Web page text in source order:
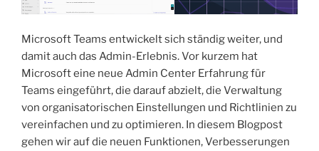
Microsoft Teams entwickelt sich ständig weiter, und
damit auch das Admin-Erlebnis. Vor kurzem hat
Microsoft eine neue Admin Center Erfahrung für
Teams eingeführt, die darauf abzielt, die Verwaltung
von organisatorischen Einstellungen und Richtlinien zu
vereinfachen und zu optimieren. In diesem Blogpost
gehen wir auf die neuen Funktionen, Verbesserungen